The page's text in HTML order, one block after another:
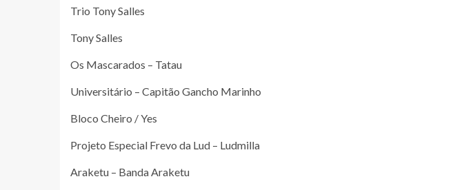
Trio Tony Salles
Tony Salles
Os Mascarados – Tatau
Universitário – Capitão Gancho Marinho
Bloco Cheiro / Yes
Projeto Especial Frevo da Lud – Ludmilla
Araketu – Banda Araketu